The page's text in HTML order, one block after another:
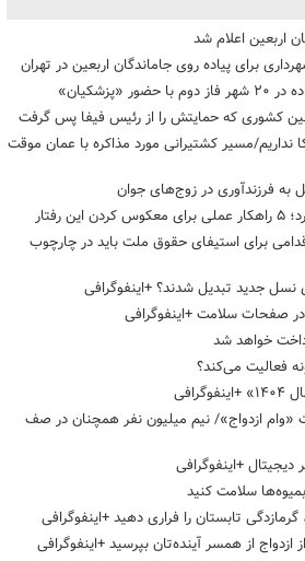
اربعین اعلام شد
برای پیاده روی جاماندگان اربعین در تهران
کشوری که حمایتش را از رئیس فیفا پس گرفت
نداریم/مسیر کشتیرانی مورد مذاکره با عمان موقت
به فرزندآوری در زوج‌های جوان
برای استیفای حقوق ملت باید در چارچوب
نسل جدید تبدیل شدند؟ +اینفوگرافی
فعالیت می‌کند؟
پرداخت «وام ازدواج»/ نیم میلیون نفر همچنان در صف
+اینفوگرافی
سلامت کنید
تابستان را فراری دهید +اینفوگرافی